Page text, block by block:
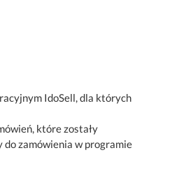
IdoSell, dla których
które zostały
zamówienia w programie